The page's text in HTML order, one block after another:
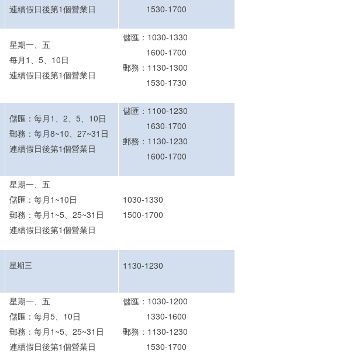
連續假日後第1個營業日
1530-1700
星期一、五
每月1 、5、 10日
連續假日後第1個營業日
儲匯：1030-1330
1600-1700
郵務：1130-1300
1530-1730
儲匯：每月 1、2、5、10日
郵務：每月8~10、27~31日
連續假日後第1個營業日
儲匯：1100-1230
1630-1700
郵務：1130-1230
1600-1700
星期一、 五
儲匯：每月1~10日
郵務：每月1~5、25~31日
連續假日後第1個營業日
1030-1330
1500-1700
星期三 1130-1230
星期一、 五
儲匯：每月5、10日
郵務：每月1~5、25~31日
連續假日後第1個營業日
儲匯：1030-1200
1330-1600
郵務：1130-1230
1530-1700